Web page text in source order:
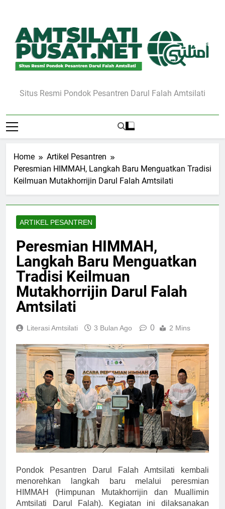
content
Situs Resmi Pondok Pesantren Darul Falah Amtsilati
Home
Artikel Pesantren
Peresmian HIMMAH, Langkah Baru Menguatkan Tradisi
Keilmuan Mutakhorrijin Darul Falah Amtsilati
ARTIKEL PESANTREN
Peresmian HIMMAH,
Langkah Baru Menguatkan
Tradisi Keilmuan
Mutakhorrijin Darul Falah
Amtsilati
Literasi Amtsilati 3 Bulan Ago 0 2 Mins
Pondok Pesantren Darul Falah Amtsilati kembali
menorehkan langkah baru melalui peresmian
HIMMAH (Himpunan Mutakhorrijin dan Muallimin
Amtsilati Darul Falah). Kegiatan ini dilaksanakan